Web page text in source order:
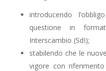
introducendo
questione in
Interscambio (SdI);
stabilendo che le
vigore con